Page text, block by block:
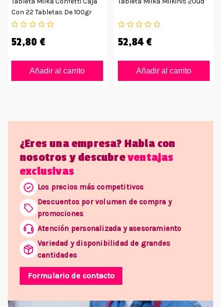
Con 22 Tabletas De 100gr
52,80 €
Añadir al carrito
52,84 €
Añadir al carrito
¿Eres una empresa? Habla con
nosotros y descubreventajas
exclusivas
Los precios más competitivos
Descuentos por volumen de compra y
promociones
Atención personalizada y asesoramiento
Variedad y disponibilidad de grandes
cantidades
Formulario de contacto